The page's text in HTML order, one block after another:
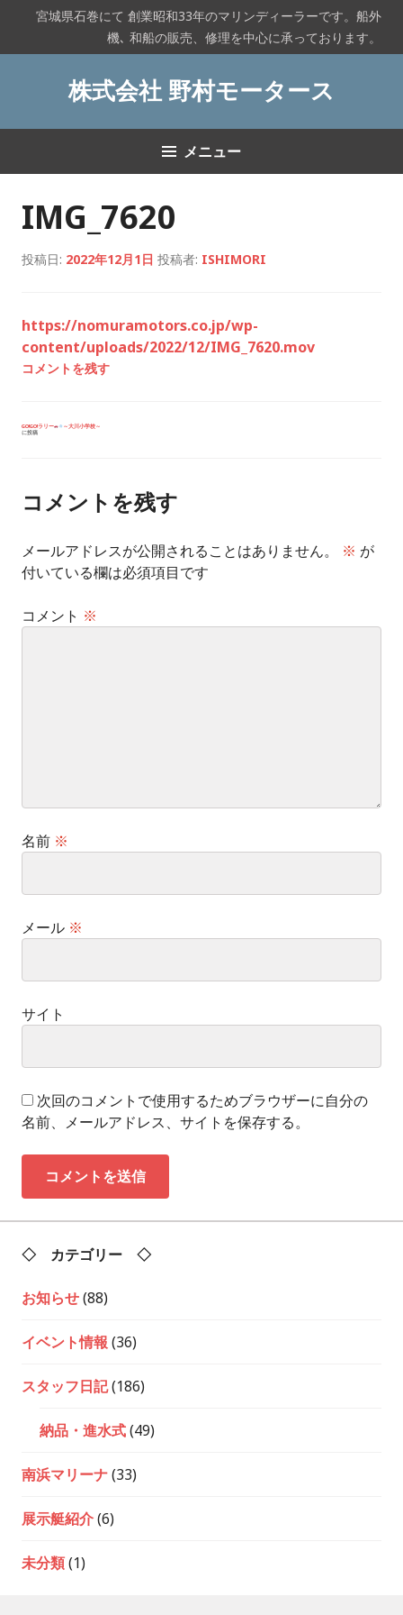
テ
宮城県石巻にて 創業昭和33年のマリンディーラーです。船外
機､ 和船の販売、修理を中心に承っております。
株式会社 野村モータース
メニュー
IMG_7620
投稿日: 2022年12月1日 投稿者: ISHIMORI
https://nomuramotors.co.jp/wp-
content/uploads/2022/12/IMG_7620.mov
コメントを残す
投
シ
ョ
GO!GO!ラリー
～大川小学校～
に投稿
コメントを残す
メールアドレスが公開されることはありません。 ※ が
付いている欄は必須項目です
コメント ※
名前 ※
メール ※
サイト
次回のコメントで使用するためブラウザーに自分の
名前、メールアドレス、サイトを保存する。
◇ カテゴリー ◇
お知らせ(88)
イベント情報 (36)
スタッフ日記(186)
納品・進水式(49)
南浜マリーナ(33)
展示艇紹介(6)
未分類(1)